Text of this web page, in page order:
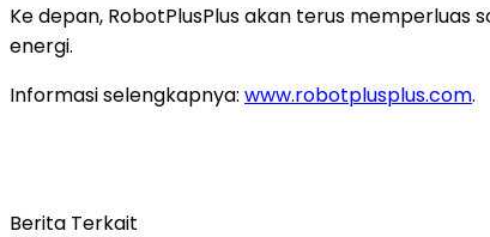
Ke depan, RobotPlusPlus akan terus
energi.
Informasi selengkapnya: www.robotplusplus.com.
Berita Terkait